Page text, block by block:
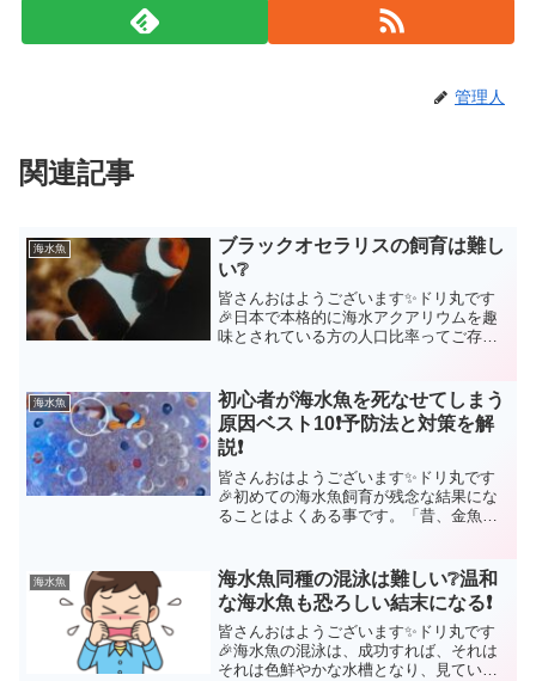
管理人
関連記事
海水魚
ブラックオセラリスの飼育は難し
い❔
皆さんおはようございます✨ドリ丸です
🎉日本で本格的に海水アクアリウムを趣
味とされている方の人口比率ってご存知
「趣味ってなあに？」と聞かれた際「海
水アクアリウム...
海水魚
初心者が海水魚を死なせてしまう
原因ベスト10❗予防法と対策を解
説❗
皆さんおはようございます✨ドリ丸です
🎉初めての海水魚飼育が残念な結果にな
ることはよくある事です。「昔、金魚飼
買ってしまったら、こんな事が起こりま
すよ😭・水槽に入れて...
海水魚
海水魚同種の混泳は難しい❔温和
な海水魚も恐ろしい結末になる❗
皆さんおはようございます✨ドリ丸です
🎉海水魚の混泳は、成功すれば、それは
それは色鮮やかな水槽となり、見ている